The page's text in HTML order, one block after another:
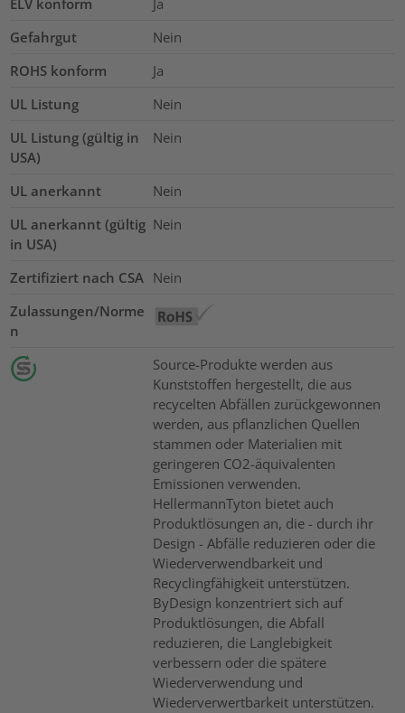
ELV konform
Ja
Gefahrgut
Nein
ROHS konform
Ja
UL Listung
Nein
UL Listung (gültig in
USA)
Nein
UL anerkannt
Nein
UL anerkannt (gültig
in USA)
Nein
Zertifiziert nach CSA Nein
Zulassungen/Norme
n
Source-Produkte werden aus
Kunststoffen hergestellt, die aus
recycelten Abfällen zurückgewonnen
werden, aus pflanzlichen Quellen
stammen oder Materialien mit
geringeren CO2-äquivalenten
Emissionen verwenden.
HellermannTyton bietet auch
Produktlösungen an, die - durch ihr
Design - Abfälle reduzieren oder die
Wiederverwendbarkeit und
Recyclingfähigkeit unterstützen.
ByDesign konzentriert sich auf
Produktlösungen, die Abfall
reduzieren, die Langlebigkeit
verbessern oder die spätere
Wiederverwendung und
Wiederverwertbarkeit unterstützen.